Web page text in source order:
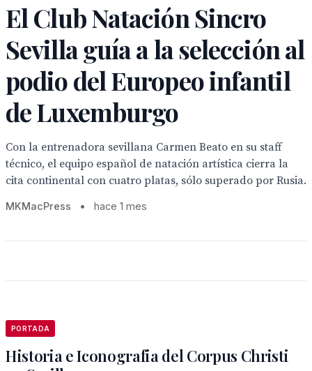
El Club Natación Sincro
Sevilla guía a la selección al
podio del Europeo infantil
de Luxemburgo
Con la entrenadora sevillana Carmen Beato en su staff
técnico, el equipo español de natación artística cierra la
cita continental con cuatro platas, sólo superado por Rusia.
MKMacPress • hace 1 mes
PORTADA
Historia e Iconografia del Corpus Christi